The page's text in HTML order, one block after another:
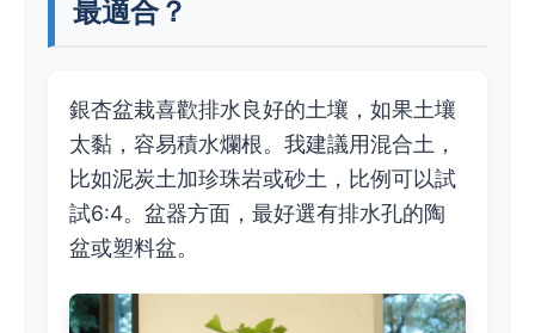
最適合？
銀杏盆栽喜歡排水良好的土壤，如果土壤
太黏，容易積水爛根。我建議用混合土，
比如泥炭土加珍珠岩或砂土，比例可以試
試6:4。盆器方面，最好選有排水孔的陶
盆或塑料盆。